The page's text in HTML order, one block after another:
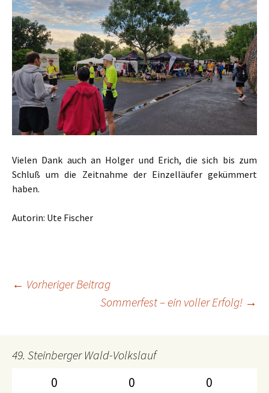
Vielen Dank auch an Holger und Erich, die sich bis zum
Schluß um die Zeitnahme der Einzelläufer gekümmert
haben.
Autorin: Ute Fischer
Beitrags-
← Vorheriger Beitrag
Sommerfest – ein voller Erfolg! →
49. Steinberger Wald-Volkslauf
0 0 0